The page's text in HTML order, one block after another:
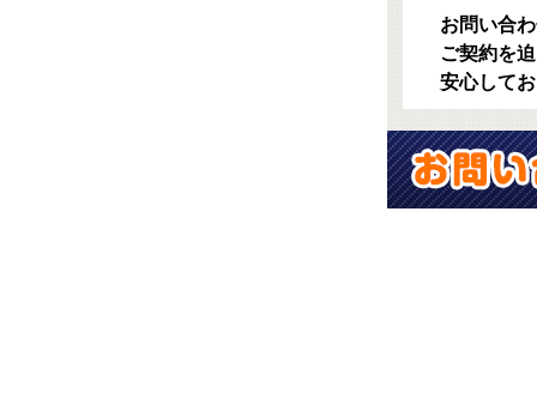
お問い合
ご契約を
安心して